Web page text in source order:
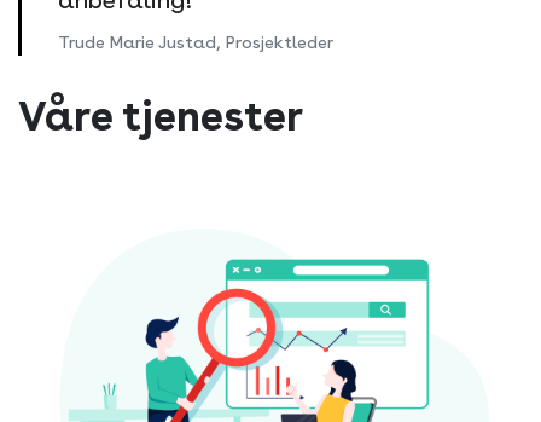
Trude Marie Justad, Prosjektleder
Våre tjenester